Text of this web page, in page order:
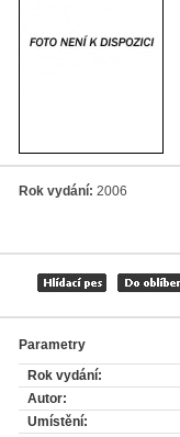
Rok vydání: 2006
Parametry
Rok vydání:
Autor:
Umístění: